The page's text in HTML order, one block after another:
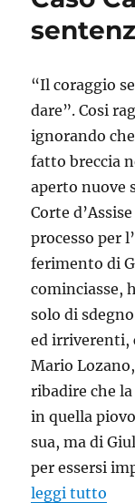
“Il coraggio
dare”. Cosi
ignorando
fatto breccia
aperto nuove
Corte
processo per
ferimento di
cominciasse,
solo di
ed irriverenti,
Mario
ribadire che
in quella
sua, ma di
per essersi
leggi tutto